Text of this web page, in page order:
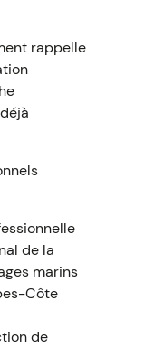
rappelle
de la
marins
Côte
de